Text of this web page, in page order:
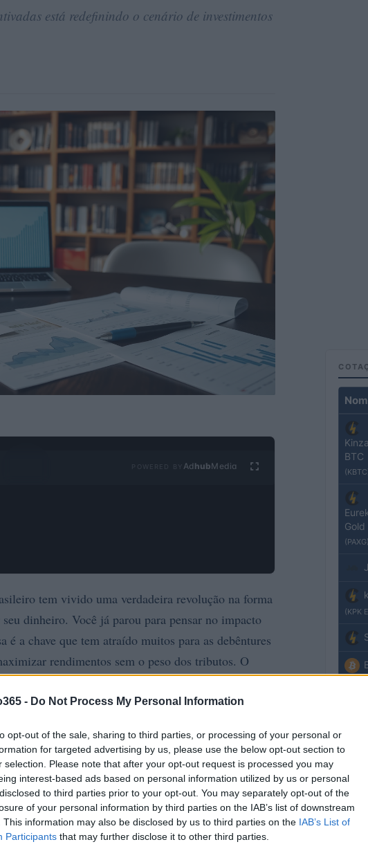
- Do Not Process My Personal Information
opt-out of the sale, sharing to third parties, or processing of your personal or
for targeted advertising by us, please use the below opt-out section to
selection. Please note that after your opt-out request is processed you may
interest-based ads based on personal information utilized by us or personal
to third parties prior to your opt-out. You may separately opt-out of the
of your personal information by third parties on the IAB’s list of downstream
This information may also be disclosed by us to third parties on the IAB’s List of
Participants that may further disclose it to other third parties.
está redefinindo o cenário de investimentos
Ad hubMedia
tem vivido uma verdadeira revolução na forma
dinheiro. Você já parou para pensar no impacto
é a chave que tem atraído muitos para as debêntures
rendimentos sem o peso dos tributos. O
diferença na rentabilidade em relação aos títulos
não para de crescer. Afinal, quem não quer
BTC
Gold
(PAXG)
(KPK